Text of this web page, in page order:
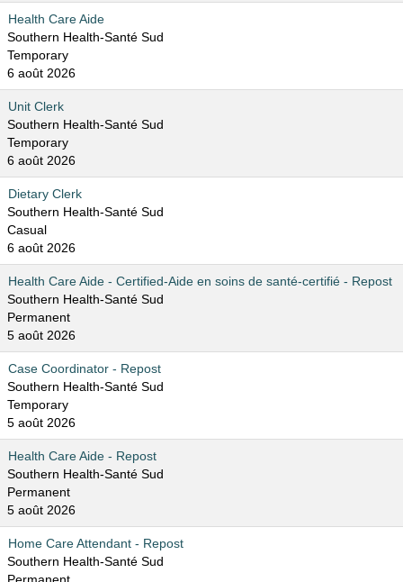
Health Care Aide
Southern Health-Santé Sud
Temporary
6 août 2026
Unit Clerk
Southern Health-Santé Sud
Temporary
6 août 2026
Dietary Clerk
Southern Health-Santé Sud
Casual
6 août 2026
Health Care Aide - Certified-Aide en soins de santé-certifié - Repost
Southern Health-Santé Sud
Permanent
5 août 2026
Case Coordinator - Repost
Southern Health-Santé Sud
Temporary
5 août 2026
Health Care Aide - Repost
Southern Health-Santé Sud
Permanent
5 août 2026
Home Care Attendant - Repost
Southern Health-Santé Sud